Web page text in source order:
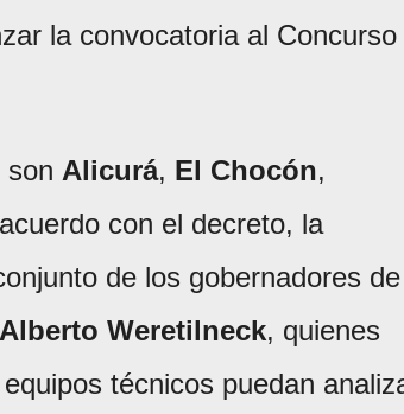
la convocatoria al Concurso
son Alicurá, El Chocón,
con el decreto, la
de los gobernadores de
Alberto Weretilneck, quienes
técnicos puedan